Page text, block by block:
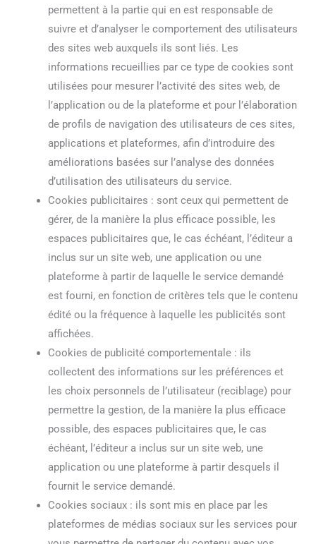
permettent à la partie qui en est responsable de
suivre et d’analyser le comportement des utilisateurs
des sites web auxquels ils sont liés. Les
informations recueillies par ce type de cookies sont
utilisées pour mesurer l’activité des sites web, de
l’application ou de la plateforme et pour l’élaboration
de profils de navigation des utilisateurs de ces sites,
applications et plateformes, afin d’introduire des
améliorations basées sur l’analyse des données
d’utilisation des utilisateurs du service.
Cookies publicitaires : sont ceux qui permettent de
gérer, de la manière la plus efficace possible, les
espaces publicitaires que, le cas échéant, l’éditeur a
inclus sur un site web, une application ou une
plateforme à partir de laquelle le service demandé
est fourni, en fonction de critères tels que le contenu
édité ou la fréquence à laquelle les publicités sont
affichées.
Cookies de publicité comportementale : ils
collectent des informations sur les préférences et
les choix personnels de l’utilisateur (reciblage) pour
permettre la gestion, de la manière la plus efficace
possible, des espaces publicitaires que, le cas
échéant, l’éditeur a inclus sur un site web, une
application ou une plateforme à partir desquels il
fournit le service demandé.
Cookies sociaux : ils sont mis en place par les
plateformes de médias sociaux sur les services pour